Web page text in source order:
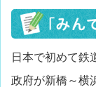
日本で初めて鉄
政府が新橋～横